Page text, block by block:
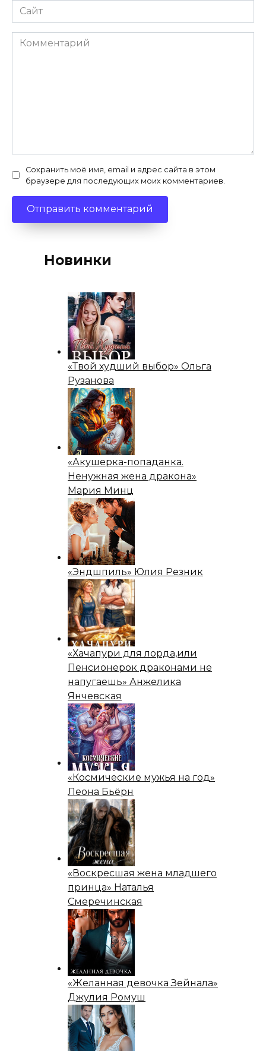
Сайт
Комментарий
Сохранить моё имя, email и адрес сайта в этом
браузере для последующих моих комментариев.
Новинки
«Твой худший выбор» Ольга
Рузанова
«Акушерка-попаданка.
Ненужная жена дракона»
Мария Минц
«Эндшпиль» Юлия Резник
«Хачапури для лорда,или
Пенсионерок драконами не
напугаешь» Анжелика
Янчевская
«Космические мужья на год»
Леона Бьёрн
«Воскресшая жена младшего
принца» Наталья
Смеречинская
«Желанная девочка Зейнала»
Джулия Ромуш